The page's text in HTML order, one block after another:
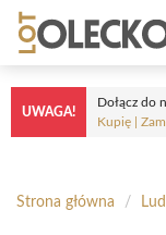
Przejdź
treści
UWAGA!
Dołącz do
Kupię |
Strona główna /